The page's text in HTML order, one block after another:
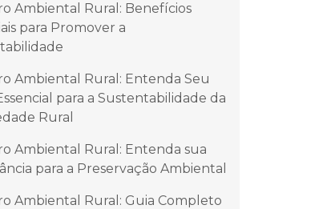
Ambiental Rural: Benefícios
para Promover a
Ambiental Rural: Entenda Seu
para a Sustentabilidade da
Rural
Ambiental Rural: Entenda sua
para a Preservação Ambiental
Ambiental Rural: Guia Completo